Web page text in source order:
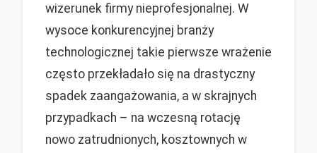
wizerunek firmy nieprofesjonalnej. W
wysoce konkurencyjnej branży
technologicznej takie pierwsze wrażenie
często przekładało się na drastyczny
spadek zaangażowania, a w skrajnych
przypadkach – na wczesną rotację
nowo zatrudnionych, kosztownych w